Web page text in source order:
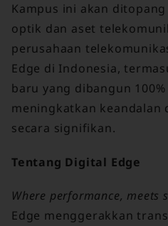
Kampus ini akan
optik dan aset
perusahaan
Edge di Indonesia,
baru yang dibangun
meningkatkan keandalan
secara signifikan.
Tentang Digital Edge
Where performance, meets
Edge menggerakkan